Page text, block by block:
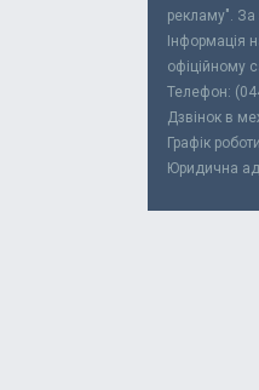
рекламу". За
Інформація
офіційному
Телефон:
Дзвінок в
Графік
Юридична